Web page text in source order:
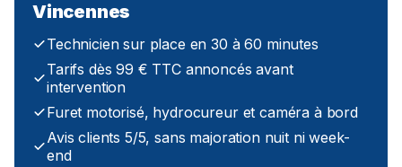
Vincennes
Technicien sur place en 30 à 60 minutes
Tarifs dès 99 € TTC annoncés avant
intervention
Furet motorisé, hydrocureur et caméra à bord
Avis clients 5/5, sans majoration nuit ni week-
end